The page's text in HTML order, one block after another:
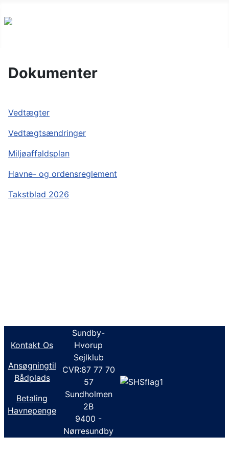
Dokumenter
Vedtægter
Vedtægtsændringer
Miljøaffaldsplan
Havne- og ordensreglement
Takstblad 2026
Kontakt Os
Ansøgningtil
Bådplads
Betaling
Havnepenge
Sundby-
Hvorup
Sejlklub
CVR:87 77 70
57
Sundholmen
2B
9400 -
Nørresundby